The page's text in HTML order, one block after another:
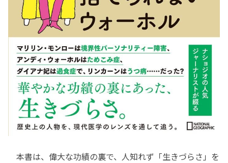
本書は、偉大な功績の裏で、人知れず「生きづらさ」を